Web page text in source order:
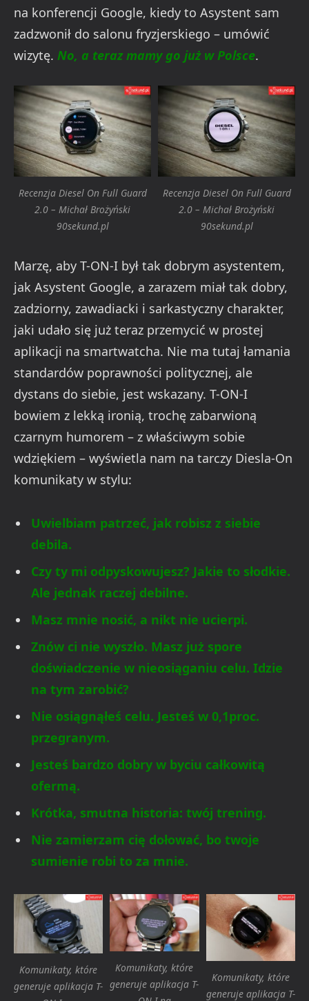
na konferencji Google, kiedy to Asystent sam
zadzwonił do salonu fryzjerskiego – umówić
wizytę. No, a teraz mamy go już w Polsce.
Recenzja Diesel On Full Guard
2.0 – Michał Brożyński
90sekund.pl
Recenzja Diesel On Full Guard
2.0 – Michał Brożyński
90sekund.pl
Marzę, aby T-ON-I był tak dobrym asystentem,
jak Asystent Google, a zarazem miał tak dobry,
zadziorny, zawadiacki i sarkastyczny charakter,
jaki udało się już teraz przemycić w prostej
aplikacji na smartwatcha. Nie ma tutaj łamania
standardów poprawności politycznej, ale
dystans do siebie, jest wskazany. T-ON-I
bowiem z lekką ironią, trochę zabarwioną
czarnym humorem – z właściwym sobie
wdziękiem – wyświetla nam na tarczy Diesla-On
komunikaty w stylu:
Uwielbiam patrzeć, jak robisz z siebie
debila.
Czy ty mi odpyskowujesz? Jakie to słodkie.
Ale jednak raczej debilne.
Masz mnie nosić, a nikt nie ucierpi.
Znów ci nie wyszło. Masz już spore
doświadczenie w nieosiąganiu celu. Idzie
na tym zarobić?
Nie osiągnąłeś celu. Jesteś w 0,1proc.
przegranym.
Jesteś bardzo dobry w byciu całkowitą
ofermą.
Krótka, smutna historia: twój trening.
Nie zamierzam cię dołować, bo twoje
sumienie robi to za mnie.
Komunikaty, które
generuje aplikacja T-
Komunikaty, które
generuje aplikacja T-
Komunikaty, które
generuje aplikacja T-